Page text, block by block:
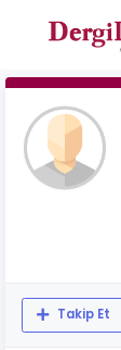
Takip Et